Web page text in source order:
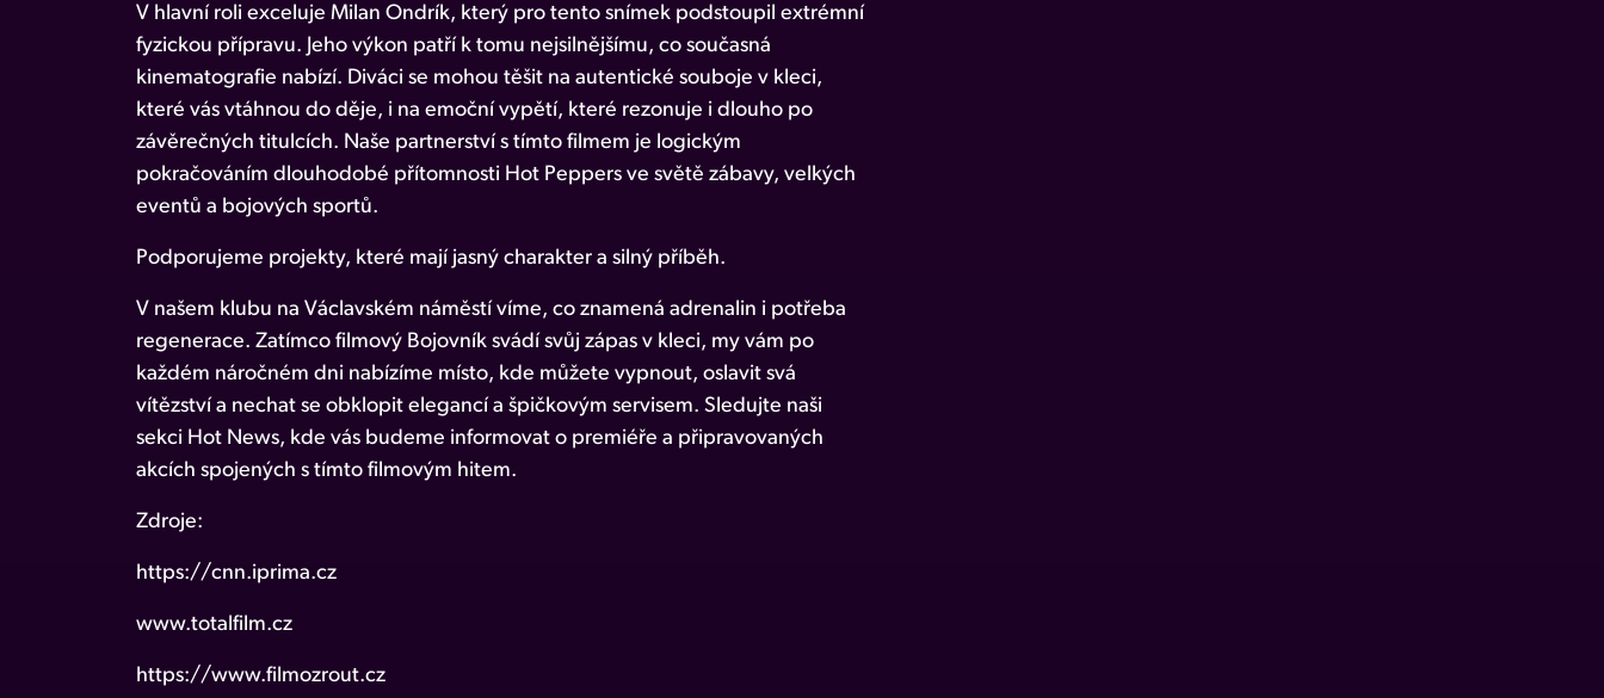
V hlavní roli exceluje Milan Ondrík, který pro tento snímek podstoupil extrémní
fyzickou přípravu. Jeho výkon patří k tomu nejsilnějšímu, co současná
kinematografie nabízí. Diváci se mohou těšit na autentické souboje v kleci,
které vás vtáhnou do děje, i na emoční vypětí, které rezonuje i dlouho po
závěrečných titulcích. Naše partnerství s tímto filmem je logickým
pokračováním dlouhodobé přítomnosti Hot Peppers ve světě zábavy, velkých
eventů a bojových sportů.
Podporujeme projekty, které mají jasný charakter a silný příběh.
V našem klubu na Václavském náměstí víme, co znamená adrenalin i potřeba
regenerace. Zatímco filmový Bojovník svádí svůj zápas v kleci, my vám po
každém náročném dni nabízíme místo, kde můžete vypnout, oslavit svá
vítězství a nechat se obklopit elegancí a špičkovým servisem. Sledujte naši
sekci Hot News, kde vás budeme informovat o premiéře a připravovaných
akcích spojených s tímto filmovým hitem.
Zdroje:
https://cnn.iprima.cz
www.totalfilm.cz
https://www.filmozrout.cz